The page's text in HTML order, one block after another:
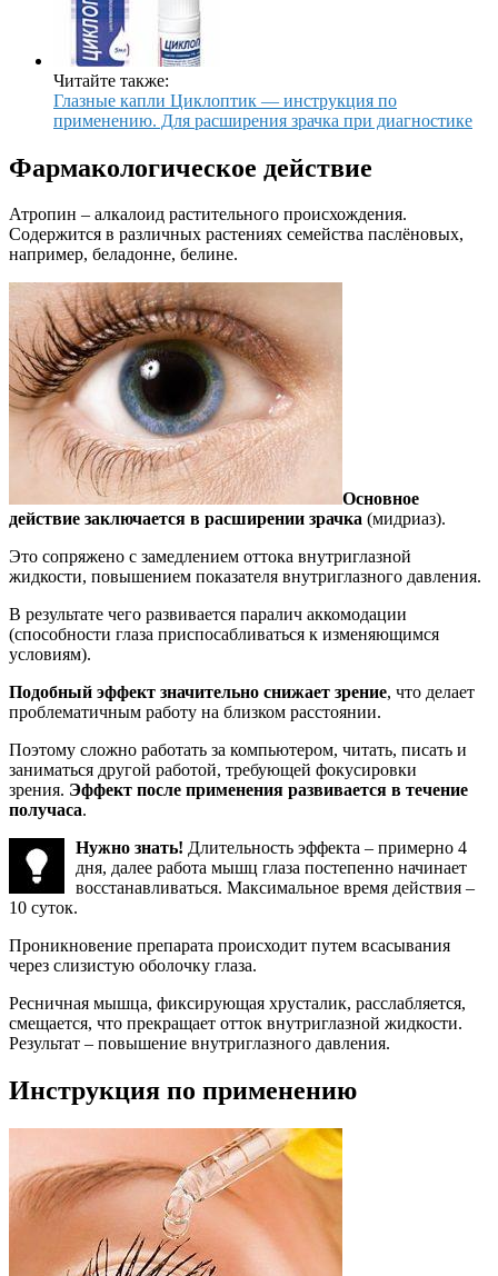
Читайте также:
Глазные капли Циклоптик — инструкция по
применению. Для расширения зрачка при диагностике
Фармакологическое действие
Атропин – алкалоид растительного происхождения.
Содержится в различных растениях семейства паслёновых,
например, беладонне, белине.
Основное
действие заключается в расширении зрачка (мидриаз).
Это сопряжено с замедлением оттока внутриглазной
жидкости, повышением показателя внутриглазного давления.
В результате чего развивается паралич аккомодации
(способности глаза приспосабливаться к изменяющимся
условиям).
Подобный эффект значительно снижает зрение, что делает
проблематичным работу на близком расстоянии.
Поэтому сложно работать за компьютером, читать, писать и
заниматься другой работой, требующей фокусировки
зрения. Эффект после применения развивается в течение
получаса.
Нужно знать! Длительность эффекта – примерно 4
дня, далее работа мышц глаза постепенно начинает
восстанавливаться. Максимальное время действия –
10 суток.
Проникновение препарата происходит путем всасывания
через слизистую оболочку глаза.
Ресничная мышца, фиксирующая хрусталик, расслабляется,
смещается, что прекращает отток внутриглазной жидкости.
Результат – повышение внутриглазного давления.
Инструкция по применению